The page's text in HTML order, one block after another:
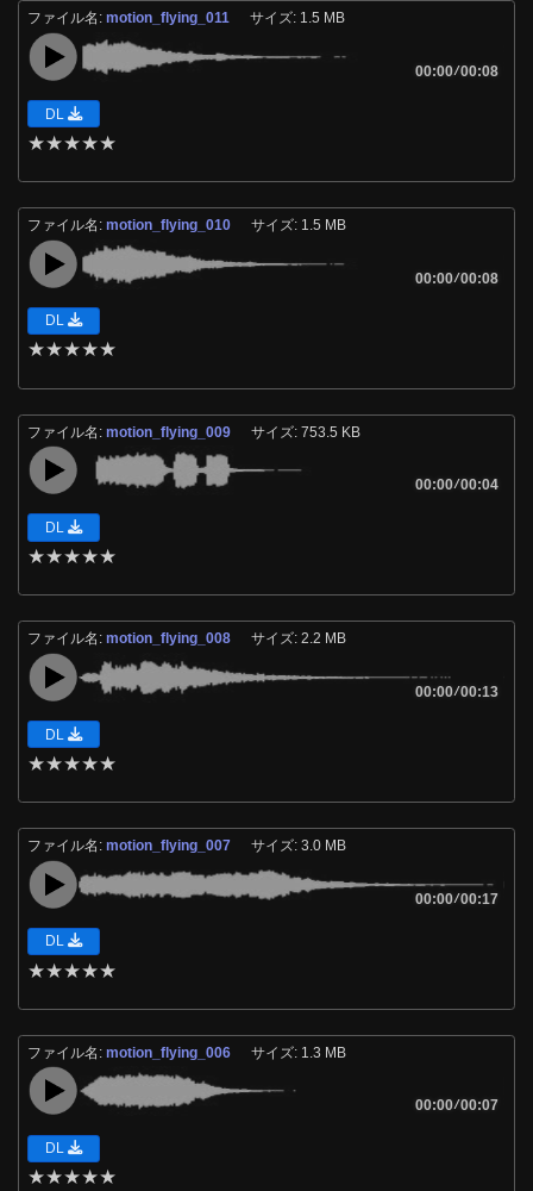
ファイル名:motion_flying_011 サイズ: 1.5 MB
00:00/00:08
DL
★★★★★
ファイル名:motion_flying_010 サイズ: 1.5 MB
00:00/00:08
DL
★★★★★
ファイル名:motion_flying_009 サイズ: 753.5 KB
00:00/00:04
DL
★★★★★
ファイル名:motion_flying_008 サイズ: 2.2 MB
00:00/00:13
DL
★★★★★
ファイル名:motion_flying_007 サイズ: 3.0 MB
00:00/00:17
DL
★★★★★
ファイル名:motion_flying_006 サイズ: 1.3 MB
00:00/00:07
DL
★★★★★